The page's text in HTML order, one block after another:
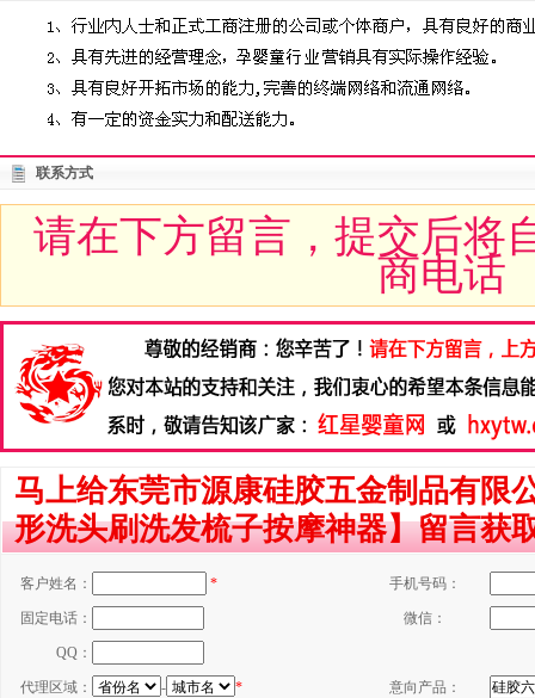
联系方式
请在下方留言，提交后将
商电话
马上给东莞市源康硅胶五金制品有限
形洗头刷洗发梳子按摩神器】留言获
客户姓名： * 手机号码：
固定电话： 微信：
QQ：
代理区域： - * 意向产品：